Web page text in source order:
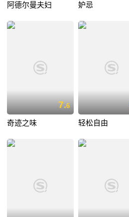
阿德尔曼夫妇 妒忌
7.6
奇迹之味 轻松自由